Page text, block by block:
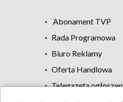
Abonament TVP
Rada Programowa
Biuro Reklamy
Oferta Handlowa
Telegazeta